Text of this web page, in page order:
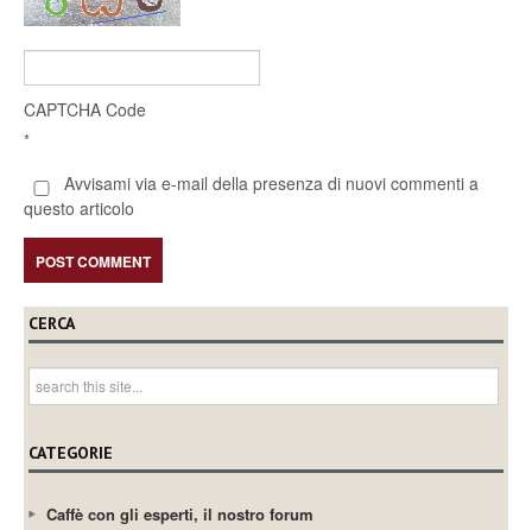
CAPTCHA Code
*
Avvisami via e-mail della presenza di nuovi commenti a
questo articolo
CERCA
CATEGORIE
Caffè con gli esperti, il nostro forum